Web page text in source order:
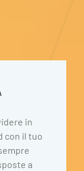
in
con il tuo
a